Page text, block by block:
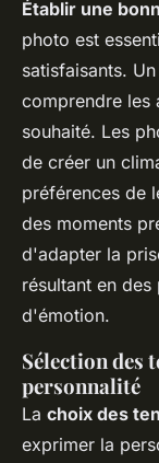
Établir une
photo est
satisfaisants.
comprendre les
souhaité. Les
de créer un
préférences de
des moments
d'adapter la
résultant en
d'émotion.
Sélection des
personnalité
La choix des
exprimer la